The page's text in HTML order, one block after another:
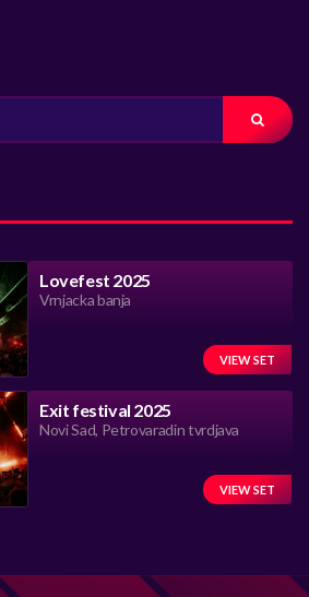
Lovefest 2025
Vrnjacka banja
VIEW SET
Exit festival 2025
Novi Sad, Petrovaradin tvrdjava
VIEW SET